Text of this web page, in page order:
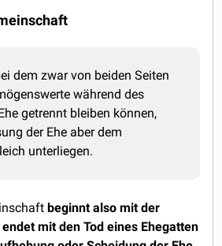
dem zwar von beiden Seiten
während des
getrennt bleiben können,
der Ehe aber dem
unterliegen.
beginnt also mit der
mit den Tod eines Ehegatten